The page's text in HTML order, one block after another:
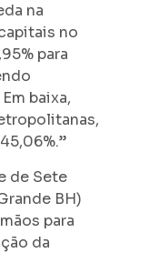
na
no
para
baixa,
de Sete
BH)
para
da